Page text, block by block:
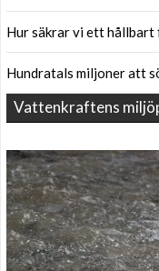
Hur säkrar vi ett hållbart
Hundratals miljoner att
Vattenkraftens